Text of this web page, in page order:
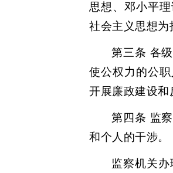
思想、邓小平
社会主义思想为
第三条 各
使公权力的公
开展廉政建设和
第四条 监
和个人的干涉。
监察机关